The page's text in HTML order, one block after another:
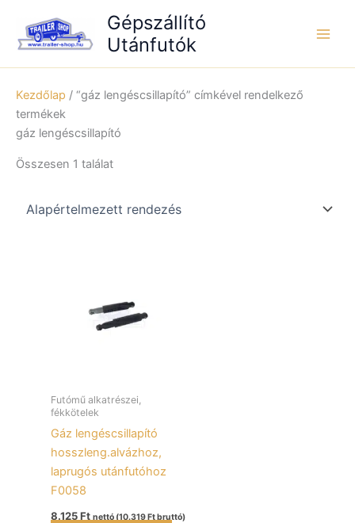
content
Gépszállító
Utánfutók
Kezdőlap / “gáz lengéscsillapító” címkével rendelkező
termékek
gáz lengéscsillapító
Összesen 1 találat
Futómű alkatrészei,
fékkötelek
Gáz lengéscsillapító
hosszleng.alvázhoz,
laprugós utánfutóhoz
F0058
8.125Ft nettó (10.319Ftbruttó)